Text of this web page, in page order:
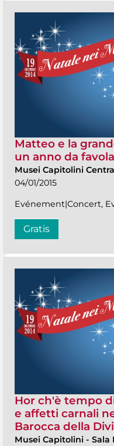
Matteo e la
un anno da favola
Musei Capitolini
04/01/2015
Evénement|Concert,
Gratis
Hor ch'è tempo
e affetti carnali
Barocca della
Musei Capitolini - Sala